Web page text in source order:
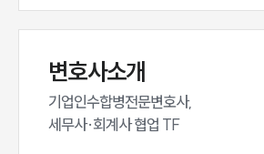
세미나
대륜법률상담예약
대륜법률상담예약
변호사소개
기업인수합병전문변호사,
세무사·회계사 협업 TF